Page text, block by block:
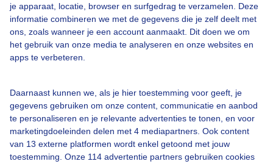
je apparaat, locatie, browser en surfgedrag te verzamelen. Deze
informatie combineren we met de gegevens die je zelf deelt met
ons, zoals wanneer je een account aanmaakt. Dit doen we om
het gebruik van onze media te analyseren en onze websites en
apps te verbeteren.
Daarnaast kunnen we, als je hier toestemming voor geeft, je
gegevens gebruiken om onze content, communicatie en aanbod
te personaliseren en je relevante advertenties te tonen, en voor
marketingdoeleinden delen met 4 mediapartners. Ook content
van 13 externe platformen wordt enkel getoond met jouw
toestemming. Onze 114 advertentie partners gebruiken cookies
Een moment geduld aub...
Over Buienradar
Bedrijfsgegevens